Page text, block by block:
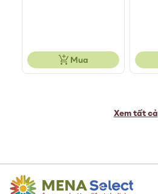
Mua
Xem tất cả